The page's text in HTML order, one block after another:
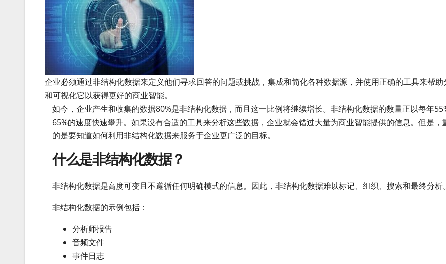
企业必须通过非结构化数据来定义他们寻求回答的问题或挑战，集成和简化各种数据源，并使用正确的工具来帮助
和可视化它以获得更好的商业智能。
如今，企业产生和收集的数据80%是非结构化数据，而且这一比例将继续增长。非结构化数据的数量正以每年
65%的速度快速攀升。如果没有合适的工具来分析这些数据，企业就会错过大量为商业智能提供的信息。但是，
的是要知道如何利用非结构化数据来服务于企业更广泛的目标。
什么是非结构化数据？
非结构化数据是高度可变且不遵循任何明确模式的信息。因此，非结构化数据难以标记、组织、搜索和最终分析
非结构化数据的示例包括：
分析师报告
音频文件
事件日志